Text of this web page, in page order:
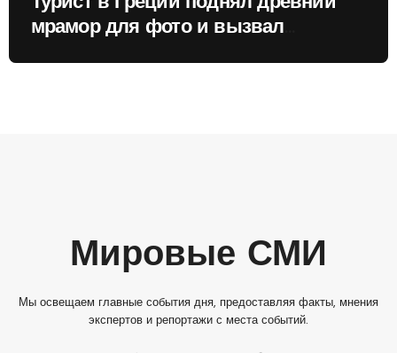
мрамор для фото и вызвал
Мировые СМИ
Мы освещаем главные события дня, предоставляя факты, мнения
экспертов и репортажи с места событий.